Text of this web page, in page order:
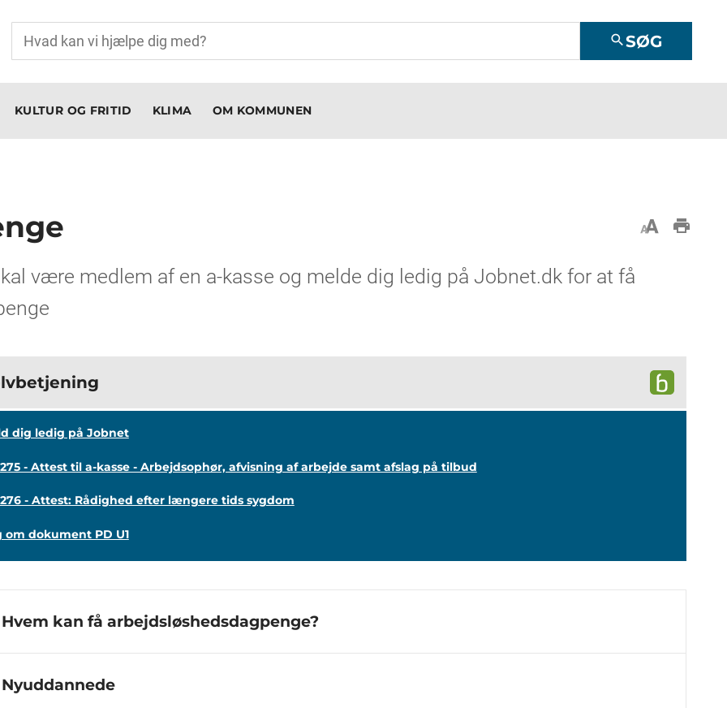
searchSØG
KULTUR OG FRITID KLIMA OM KOMMUNEN
være medlem af en a-kasse og melde dig ledig på Jobnet.dk for at få
dig ledig på Jobnet
- Attest til a-kasse - Arbejdsophør, afvisning af arbejde samt afslag på tilbud
- Attest: Rådighed efter længere tids sygdom
om dokument PD U1
Hvem kan få arbejdsløshedsdagpenge?
Nyuddannede